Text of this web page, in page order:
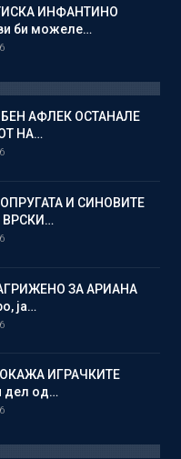
ИНФАНТИНО
би можеле…
АФЛЕК ОСТАНАЛЕ
НА…
И СИНОВИТЕ
ЗА АРИАНА
ја…
ИГРАЧКИТЕ
дел од…